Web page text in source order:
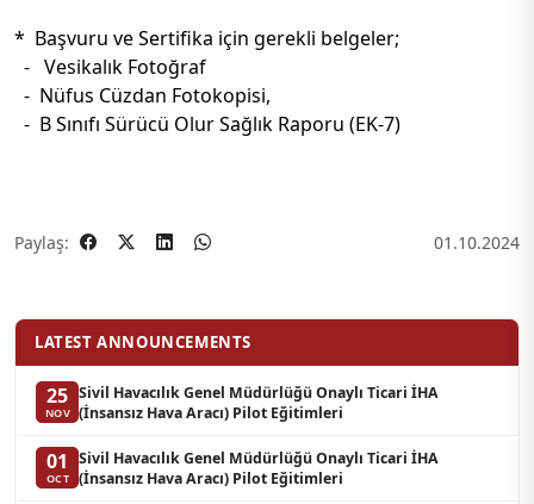
* Başvuru ve Sertifika için gerekli belgeler;
- Vesikalık Fotoğraf
- Nüfus Cüzdan Fotokopisi,
- B Sınıfı Sürücü Olur Sağlık Raporu (EK-7)
Paylaş: 01.10.2024
LATEST ANNOUNCEMENTS
25
NOV
Sivil Havacılık Genel Müdürlüğü Onaylı Ticari İHA
(İnsansız Hava Aracı) Pilot Eğitimleri
01
OCT
Sivil Havacılık Genel Müdürlüğü Onaylı Ticari İHA
(İnsansız Hava Aracı) Pilot Eğitimleri